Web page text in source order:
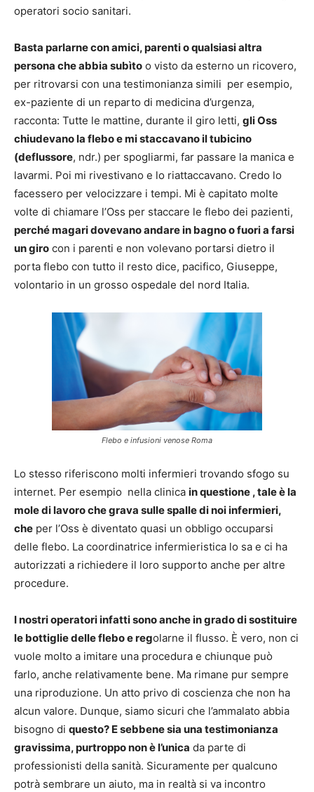
operatori socio sanitari.
Basta parlarne con amici, parenti o qualsiasi altra
persona che abbia subìto o visto da esterno un ricovero,
per ritrovarsi con una testimonianza simili per esempio,
ex-paziente di un reparto di medicina d’urgenza,
racconta: Tutte le mattine, durante il giro letti, gli Oss
chiudevano la flebo e mi staccavano il tubicino
(deflussore, ndr.) per spogliarmi, far passare la manica e
lavarmi. Poi mi rivestivano e lo riattaccavano. Credo lo
facessero per velocizzare i tempi. Mi è capitato molte
volte di chiamare l’Oss per staccare le flebo dei pazienti,
perché magari dovevano andare in bagno o fuori a farsi
un giro con i parenti e non volevano portarsi dietro il
porta flebo con tutto il resto dice, pacifico, Giuseppe,
volontario in un grosso ospedale del nord Italia.
Flebo e infusioni venose Roma
Lo stesso riferiscono molti infermieri trovando sfogo su
internet. Per esempio nella clinica in questione , tale è la
mole di lavoro che grava sulle spalle di noi infermieri,
che per l’Oss è diventato quasi un obbligo occuparsi
delle flebo. La coordinatrice infermieristica lo sa e ci ha
autorizzati a richiedere il loro supporto anche per altre
procedure.
I nostri operatori infatti sono anche in grado di sostituire
le bottiglie delle flebo e regolarne il flusso. È vero, non ci
vuole molto a imitare una procedura e chiunque può
farlo, anche relativamente bene. Ma rimane pur sempre
una riproduzione. Un atto privo di coscienza che non ha
alcun valore. Dunque, siamo sicuri che l’ammalato abbia
bisogno di questo? E sebbene sia una testimonianza
gravissima, purtroppo non è l’unica da parte di
professionisti della sanità. Sicuramente per qualcuno
potrà sembrare un aiuto, ma in realtà si va incontro